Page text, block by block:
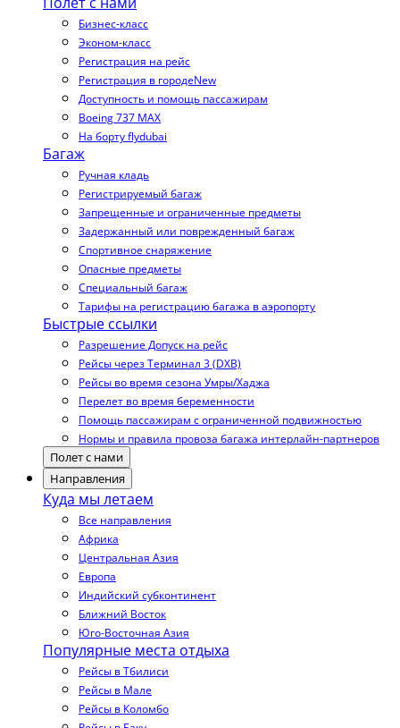
Бизнес-класс
Эконом-класс
Регистрация на рейс
Регистрация в городеNew
Доступность и помощь пассажирам
Boeing 737 MAX
На борту flydubai
Багаж
Ручная кладь
Регистрируемый багаж
Запрещенные и ограниченные предметы
Задержанный или поврежденный багаж
Спортивное снаряжение
Опасные предметы
Специальный багаж
Тарифы на регистрацию багажа в аэропорту
Быстрые ссылки
Разрешение Допуск на рейс
Рейсы через Терминал 3 (DXB)
Рейсы во время сезона Умры/Хаджа
Перелет во время беременности
Помощь пассажирам с ограниченной подвижностью
Нормы и правила провоза багажа интерлайн-партнеров
Полет с нами
Направления
Куда мы летаем
Все направления
Африка
Центральная Азия
Европа
Индийский субконтинент
Ближний Восток
Юго-Восточная Азия
Популярные места отдыха
Рейсы в Тбилиси
Рейсы в Мале
Рейсы в Коломбо